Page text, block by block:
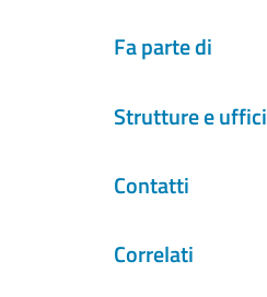
Fa parte di
Strutture e uffici
Contatti
Correlati